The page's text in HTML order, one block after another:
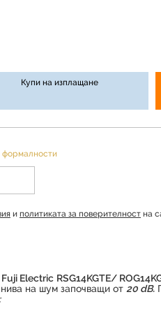
Купи на изплащане
формалности
и политиката за поверителност на
Fuji Electric RSG14KGTE/
на шум започващи от 20 dB.